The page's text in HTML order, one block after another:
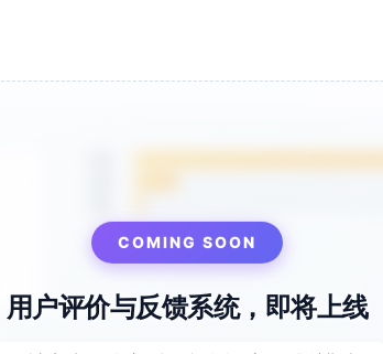
COMING SOON
用户评价与反馈系统，即将上线